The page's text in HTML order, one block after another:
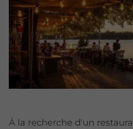
À la recherche d'un